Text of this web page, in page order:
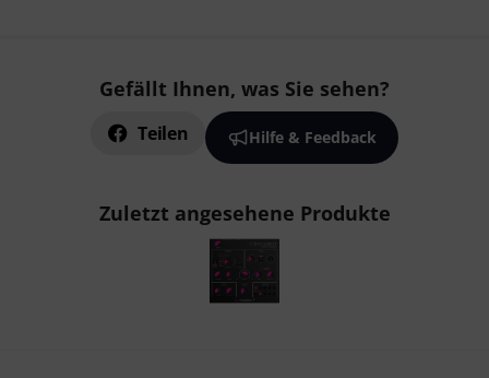
Gefällt Ihnen, was Sie sehen?
Teilen Hilfe & Feedback
Zuletzt angesehene Produkte